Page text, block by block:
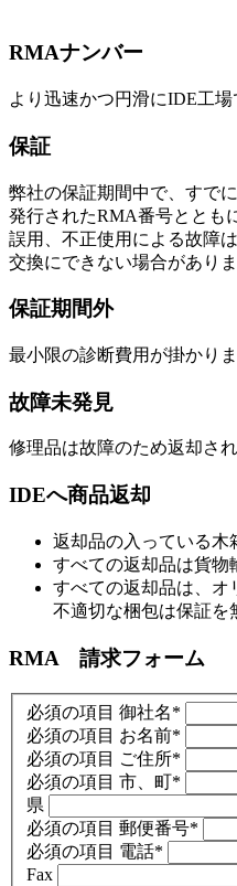
RMAナンバー
より迅速かつ円滑にIDE工
保証
弊社の保証期間中で、すで
発行されたRMA番号ととも
誤用、不正使用による故障
交換にできない場合がありま
保証期間外
最小限の診断費用が掛かり
故障未発見
修理品は故障のため返却さ
IDEへ商品返却
返却品の入っている木
すべての返却品は貨物
すべての返却品は、オ
不適切な梱包は保証を
RMA 請求フォーム
必須の項目 御社名*
必須の項目 お名前*
必須の項目 ご住所*
必須の項目 市、町*
県
必須の項目 郵便番号*
必須の項目 電話*
Fax